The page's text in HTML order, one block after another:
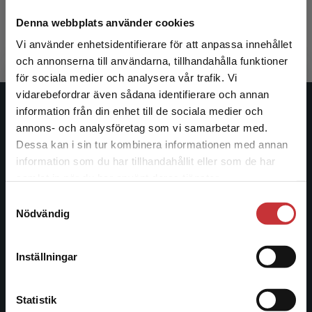
Denna webbplats använder cookies
Vi använder enhetsidentifierare för att anpassa innehållet
och annonserna till användarna, tillhandahålla funktioner
för sociala medier och analysera vår trafik. Vi
vidarebefordrar även sådana identifierare och annan
information från din enhet till de sociala medier och
annons- och analysföretag som vi samarbetar med.
Dessa kan i sin tur kombinera informationen med annan
information som du har tillhandahållit eller som de har
Nödvändig
Inställningar
Statistik
Begränsad fraktregion
Det verkar som att du besöker
studentlitteratur.se via en enhet utanför Sverige.
Vi erbjuder inte leveranser utanför Sverige. För
att kunna slutföra ett köp måste
445 krinkl. moms
Studentlitteratur
Studentlitteratur grundades 1963 och är idag Sveriges
ledande utbildningsförlag. Med läromedel, kurslitteratur,
facklitteratur, utbildningar och digitala
informationstjänster i utbudet, finns Studentlitteratur med
längs hela kunskapsresan.
Kontakta oss